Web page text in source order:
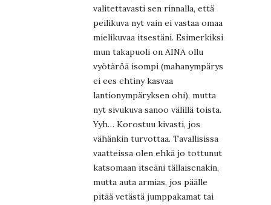
valitettavasti sen rinnalla, että
peilikuva nyt vain ei vastaa omaa
mielikuvaa itsestäni. Esimerkiksi
mun takapuoli on AINA ollu
vyötäröä isompi (mahanympärys
ei ees ehtiny kasvaa
lantionympäryksen ohi), mutta
nyt sivukuva sanoo välillä toista.
Yyh… Korostuu kivasti, jos
vähänkin turvottaa. Tavallisissa
vaatteissa olen ehkä jo tottunut
katsomaan itseäni tällaisenakin,
mutta auta armias, jos päälle
pitää vetästä jumppakamat tai